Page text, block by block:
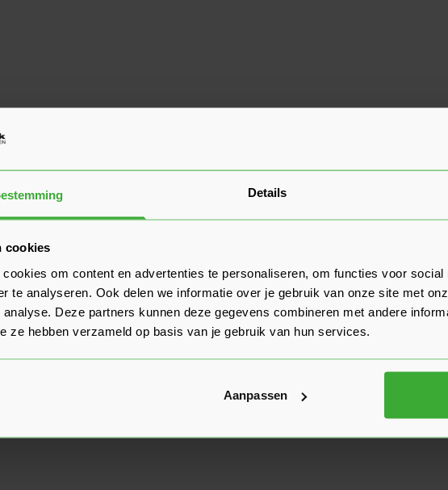
Details
cookies
cookies om content en advertenties te personaliseren, om functies voor social
te analyseren. Ook delen we informatie over je gebruik van onze site met
analyse. Deze partners kunnen deze gegevens combineren met andere
ze hebben verzameld op basis van je gebruik van hun services.
Aanpassen